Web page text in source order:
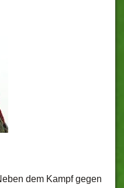
dem Kampf gegen